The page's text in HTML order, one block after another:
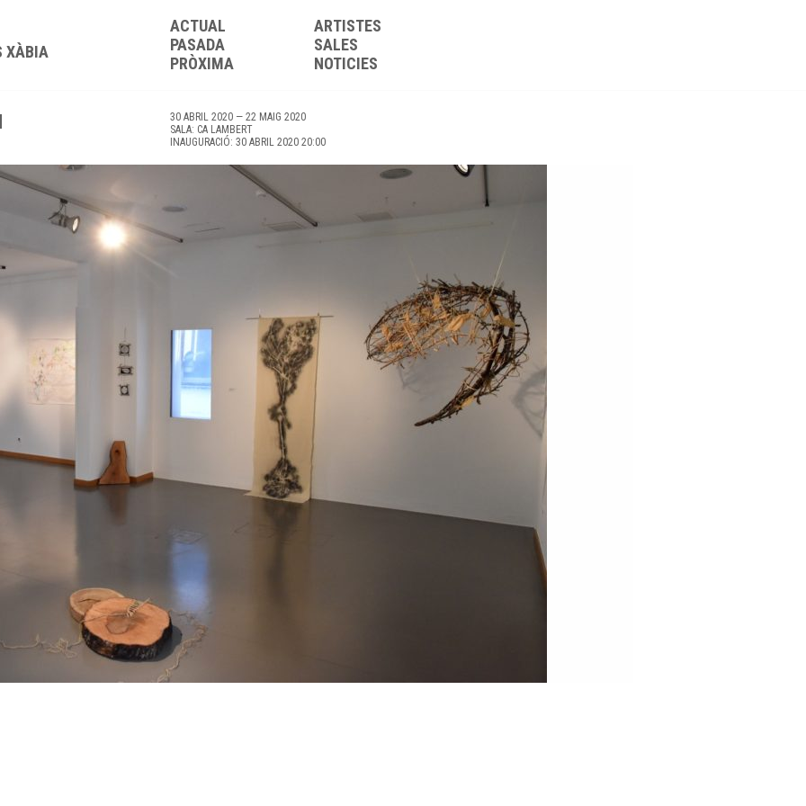
XÀBIA
ACTUAL
PASADA
PRÒXIMA
ARTISTES
SALES
NOTICIES
30 ABRIL 2020 — 22 MAIG 2020
SALA: CA LAMBERT
INAUGURACIÓ: 30 ABRIL 2020 20:00